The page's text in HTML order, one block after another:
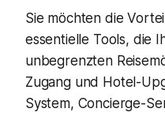
Sie möchten die
essentielle Tools, die
unbegrenzten
Zugang und Hotel-
System, Concierge-